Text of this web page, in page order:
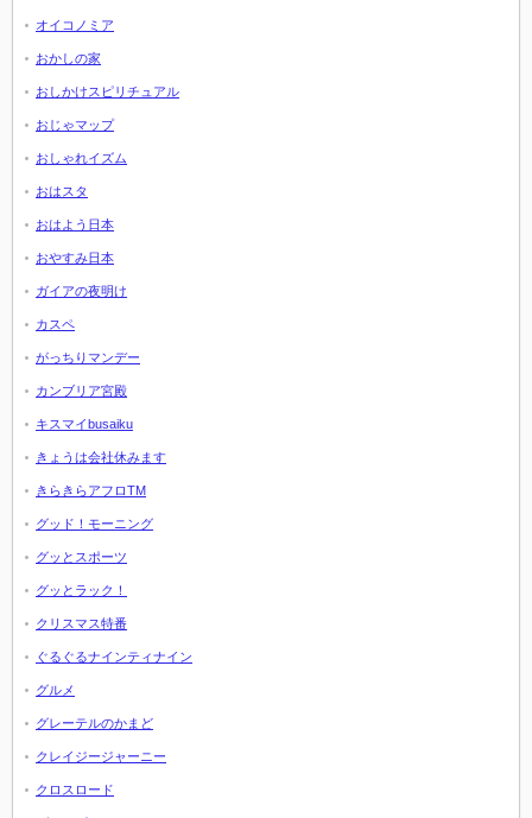
オイコノミア
おかしの家
おしかけスピリチュアル
おじゃマップ
おしゃれイズム
おはスタ
おはよう日本
おやすみ日本
ガイアの夜明け
カスペ
がっちりマンデー
カンブリア宮殿
キスマイbusaiku
きょうは会社休みます
きらきらアフロTM
グッド！モーニング
グッとスポーツ
グッとラック！
クリスマス特番
ぐるぐるナインティナイン
グルメ
グレーテルのかまど
クレイジージャーニー
クロスロード